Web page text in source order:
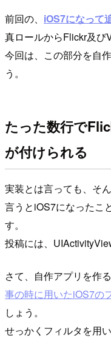
前回の、 iOS7になって
真ロールからFlickr及び
今回は、この部分を自
う。
たった数行で
が付けられる
実装とは言っても、そ
言うとiOS7になったこ
す。
投稿には、
さて、自作アプリを作
事の時に用いたiOS7の
しょう。
せっかくフィルタを用